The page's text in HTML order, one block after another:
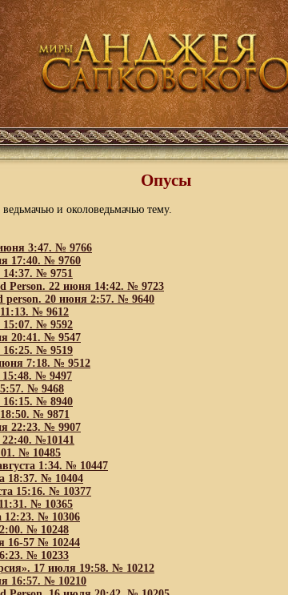
Опусы
и околоведьмачью тему.
3:47. № 9766
17:40. № 9760
№ 9751
Person. 22 июня 14:42. № 9723
person. 20 июня 2:57. № 9640
№ 9612
№ 9592
20:41. № 9547
№ 9519
7:18. № 9512
№ 9497
№ 9468
16:15. № 8940
№ 9871
22:23. № 9907
№10141
№ 10485
1:34. № 10447
18:37. № 10404
15:16. № 10377
№ 10365
12:23. № 10306
№ 10248
16-57 № 10244
№ 10233
17 июля 19:58. № 10212
16:57. № 10210